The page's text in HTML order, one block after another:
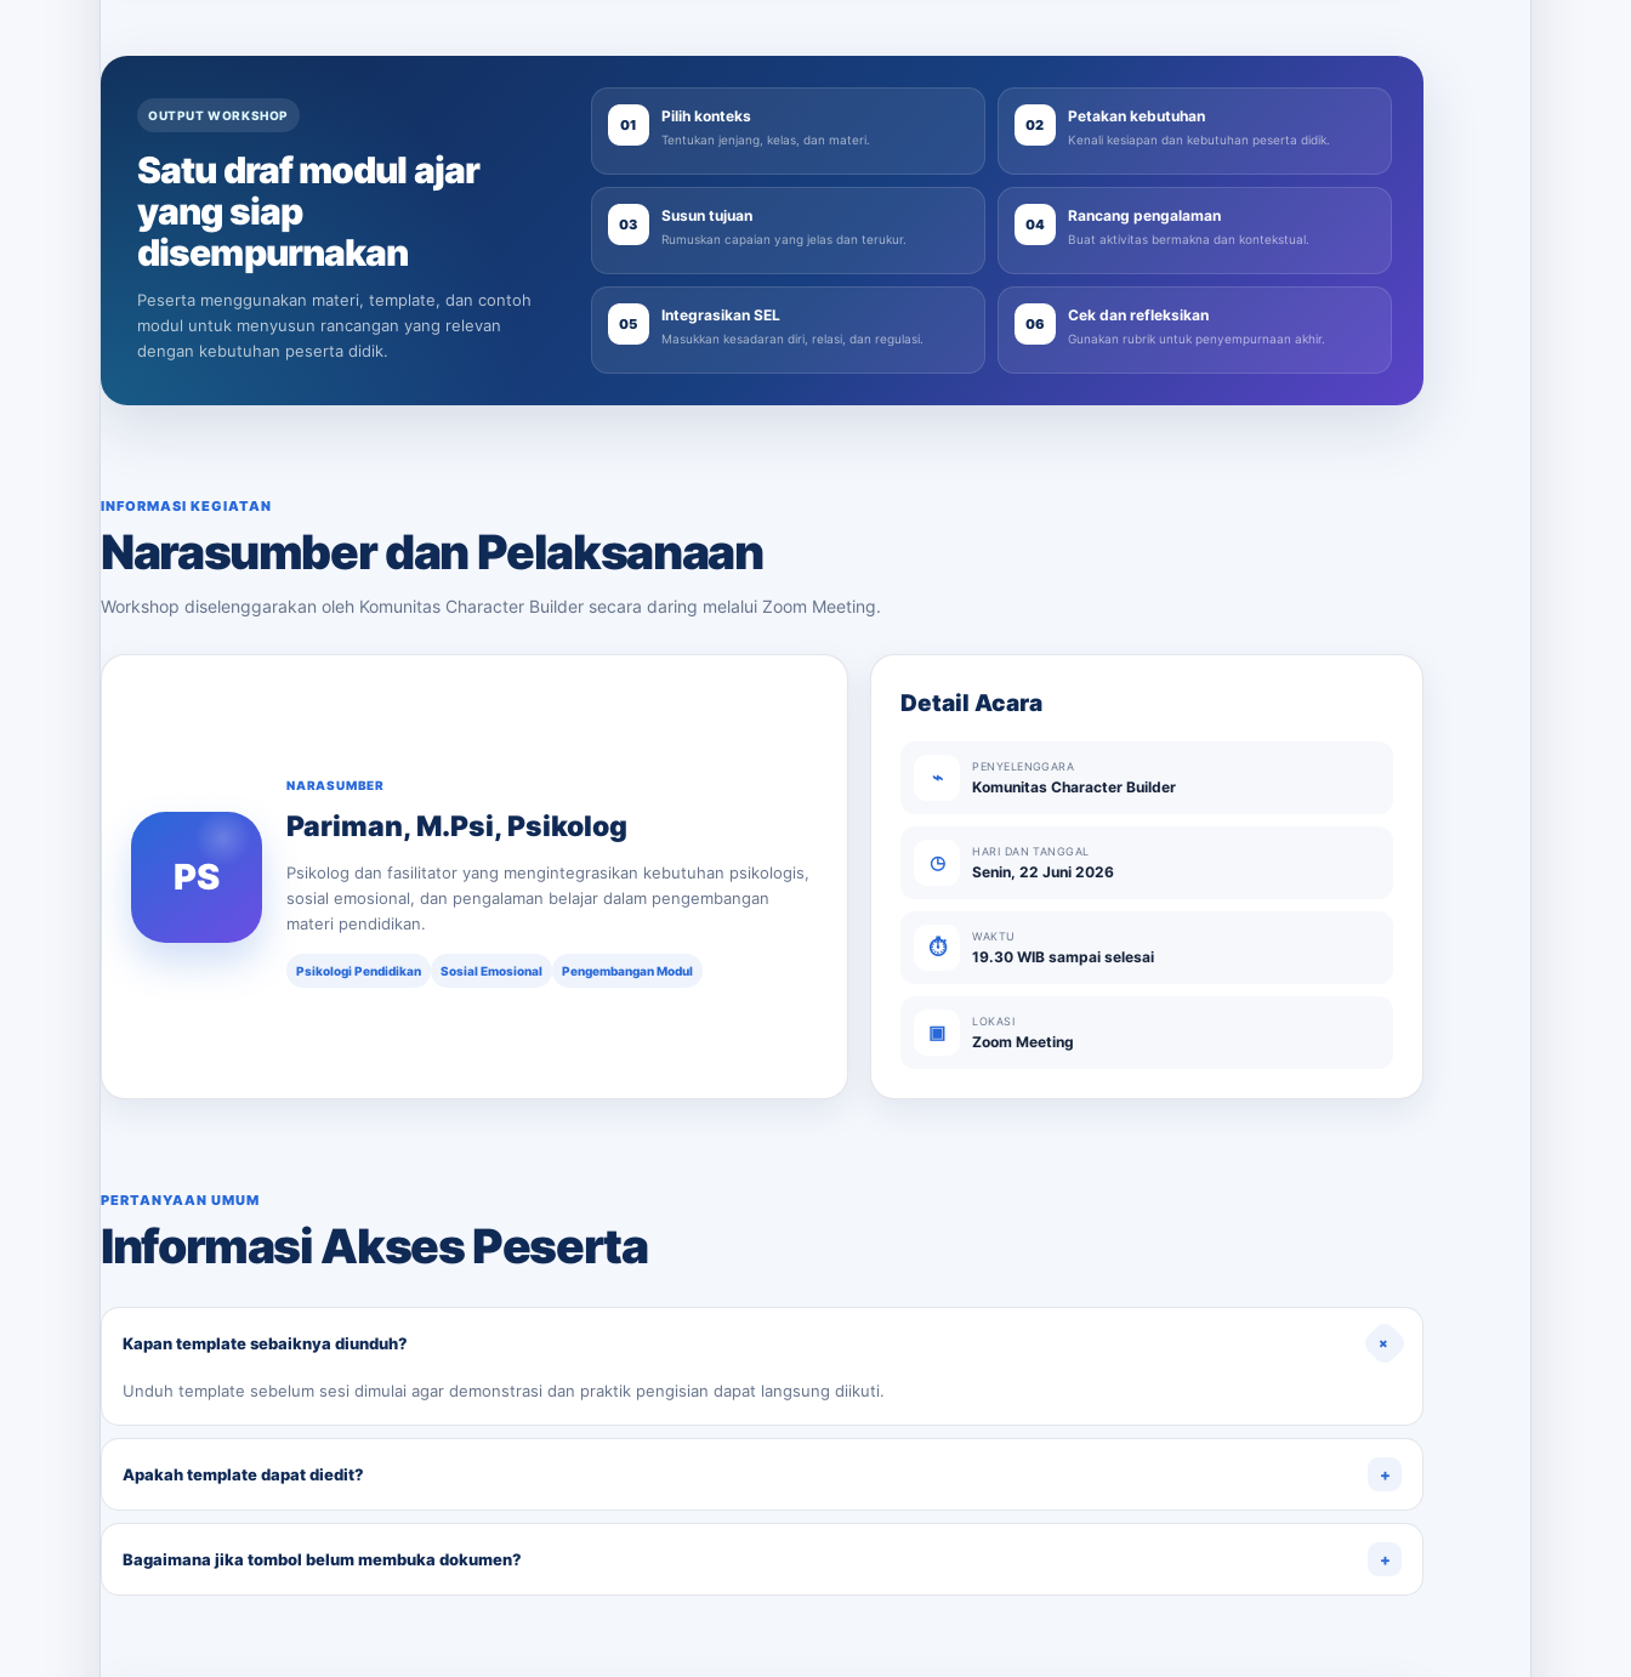
OUTPUT WORKSHOP
Satu draf modul ajar
yang siap
disempurnakan
Peserta menggunakan materi, template, dan contoh
modul untuk menyusun rancangan yang relevan
dengan kebutuhan peserta didik.
01 Pilih konteks
Tentukan jenjang, kelas, dan materi.
02 Petakan kebutuhan
Kenali kesiapan dan kebutuhan peserta didik.
03 Susun tujuan
Rumuskan capaian yang jelas dan terukur.
04 Rancang pengalaman
Buat aktivitas bermakna dan kontekstual.
05 Integrasikan SEL
Masukkan kesadaran diri, relasi, dan regulasi.
06 Cek dan refleksikan
Gunakan rubrik untuk penyempurnaan akhir.
INFORMASI KEGIATAN
Narasumber dan Pelaksanaan
Workshop diselenggarakan oleh Komunitas Character Builder secara daring melalui Zoom Meeting.
PS
NARASUMBER
Pariman, M.Psi, Psikolog
Psikolog dan fasilitator yang mengintegrasikan kebutuhan psikologis,
sosial emosional, dan pengalaman belajar dalam pengembangan
materi pendidikan.
Psikologi Pendidikan Sosial Emosional Pengembangan Modul
Detail Acara
⌁ PENYELENGGARA
Komunitas Character Builder
◷ HARI DAN TANGGAL
Senin, 22 Juni 2026
⏱ WAKTU
19.30 WIB sampai selesai
▣ LOKASI
Zoom Meeting
PERTANYAAN UMUM
Informasi Akses Peserta
Kapan template sebaiknya diunduh? +
Unduh template sebelum sesi dimulai agar demonstrasi dan praktik pengisian dapat langsung diikuti.
Apakah template dapat diedit? +
Ya. Format DOCX disiapkan agar isi, bagian, tabel, dan petunjuk dapat disesuaikan dengan kebutuhan pembelajaran.
Bagaimana jika tombol belum membuka dokumen?
+